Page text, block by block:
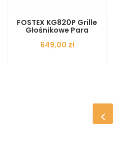
FOSTEX KG820P Grille
Głośnikowe Para
Cena
649,00 zł